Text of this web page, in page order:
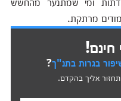
מרתקת.
חינם!
בגרות בתנ"ך?
תחזור אליך בהקדם.